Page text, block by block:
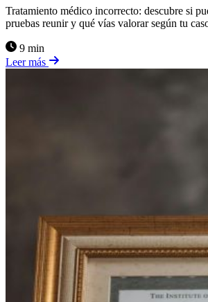
Tratamiento médico incorrecto: descubre si
pruebas reunir y qué vías valorar según tu
9 min
Leer más